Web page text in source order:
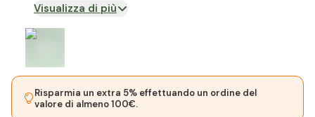
Visualizza di più
Risparmia un extra 5% effettuando un ordine del
valore di almeno 100€.